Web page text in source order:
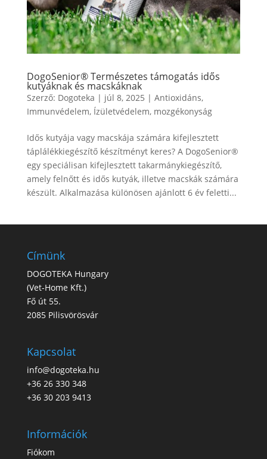
DogoSenior® Természetes támogatás idős
kutyáknak és macskáknak
Szerző: Dogoteka | júl 8, 2025 | Antioxidáns,
Immunvédelem, Ízületvédelem, mozgékonyság
Idős kutyája vagy macskája számára kifejlesztett
táplálékkiegészítő készítményt keres? A DogoSenior®
egy speciálisan kifejlesztett takarmánykiegészítő,
amely felnőtt és idős kutyák, illetve macskák számára
készült. Alkalmazása különösen ajánlott 6 év feletti...
Címünk
DOGOTEKA Hungary
(Vet-Home Kft.)
Fő út 55.
2085 Pilisvörösvár
Kapcsolat
info@dogoteka.hu
+36 26 330 348
+36 30 203 9413
Információk
Fiókom